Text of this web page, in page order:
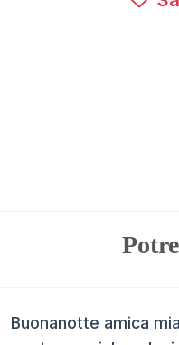
Buonanotte amica